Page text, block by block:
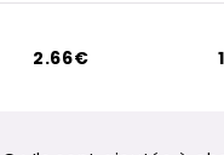
2.66€